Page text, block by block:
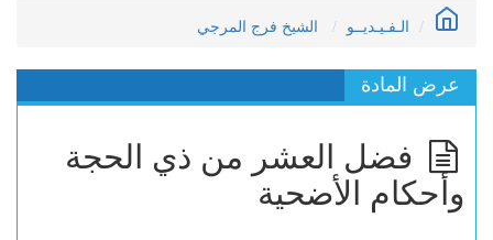
الـفـيـديــو الشيخ فرج المرجي
عرض المادة
فضل العشر من ذي الحجة
وأحكام الأضحية